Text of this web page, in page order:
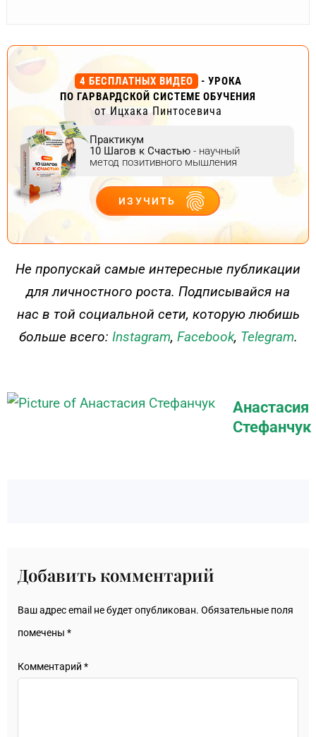
4 БЕСПЛАТНЫХ ВИДЕО
- УРОКА
ПО ГАРВАРДСКОЙ СИСТЕМЕ ОБУЧЕНИЯ
от Ицхака Пинтосевича
Практикум
10 Шагов к Счастью - научный
метод позитивного мышления
ИЗУЧИТЬ
ДЕЙСТВУЙ
Не пропускай самые интересные публикации
для личностного роста. Подписывайся на
нас в той социальной сети, которую любишь
больше всего: Instagram, Facebook, Telegram.
Анастасия
Стефанчук
Добавить комментарий
Ваш адрес email не будет опубликован. Обязательные поля
помечены *
Комментарий *